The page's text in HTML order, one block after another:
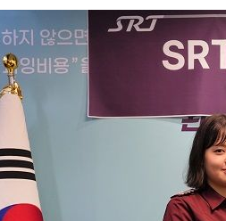
[속보]트럼프, 美 원정출산 금지 행
[속보] 뉴욕증시, 일제 하락 마감…